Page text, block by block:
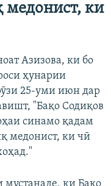
медонист, ки
Азизова, ки бо
ҳунарии
25-уми июн дар
"Бақо Содиқов
синамо қадам
медонист, ки чӣ
мустанаде, ки Бақо